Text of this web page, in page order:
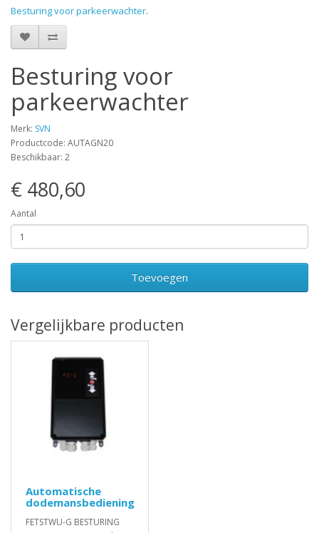
Besturing voor parkeerwachter.
Besturing voor
parkeerwachter
Merk: SVN
Productcode: AUTAGN20
Beschikbaar: 2
€ 480,60
Aantal
Toevoegen
Vergelijkbare producten
Automatische
dodemansbediening
FETSTWU-G BESTURING